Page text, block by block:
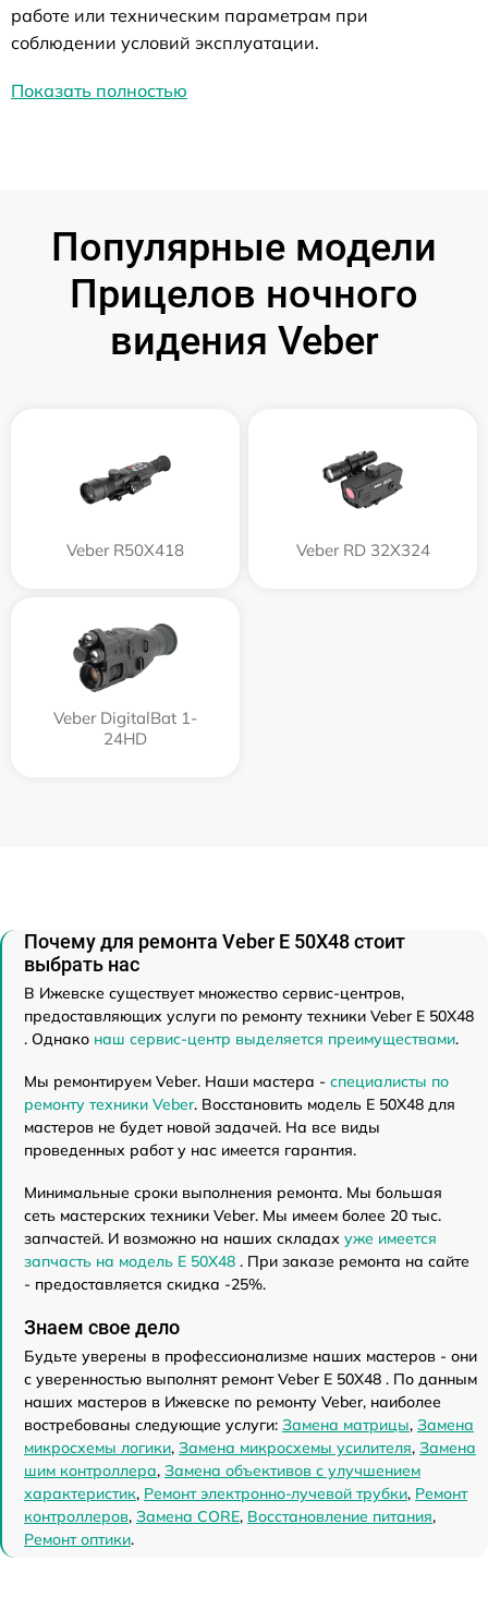
работе или техническим параметрам при
соблюдении условий эксплуатации.
Показать полностью
Популярные модели
Прицелов ночного
видения Veber
Veber R50X418 Veber RD 32X324
Veber DigitalBat 1-
24HD
Почему для ремонта Veber E 50X48 стоит
выбрать нас
В Ижевске существует множество сервис-центров,
предоставляющих услуги по ремонту техники Veber E 50X48
. Однако наш сервис-центр выделяется преимуществами.
Мы ремонтируем Veber. Наши мастера - специалисты по
ремонту техники Veber. Восстановить модель E 50X48 для
мастеров не будет новой задачей. На все виды
проведенных работ у нас имеется гарантия.
Минимальные сроки выполнения ремонта. Мы большая
сеть мастерских техники Veber. Мы имеем более 20 тыс.
запчастей. И возможно на наших складах уже имеется
запчасть на модель E 50X48 . При заказе ремонта на сайте
- предоставляется скидка -25%.
Знаем свое дело
Будьте уверены в профессионализме наших мастеров - они
с уверенностью выполнят ремонт Veber E 50X48 . По данным
наших мастеров в Ижевске по ремонту Veber, наиболее
востребованы следующие услуги: Замена матрицы, Замена
микросхемы логики, Замена микросхемы усилителя, Замена
шим контроллера, Замена объективов с улучшением
характеристик, Ремонт электронно-лучевой трубки, Ремонт
контроллеров, Замена CORE, Восстановление питания,
Ремонт оптики.